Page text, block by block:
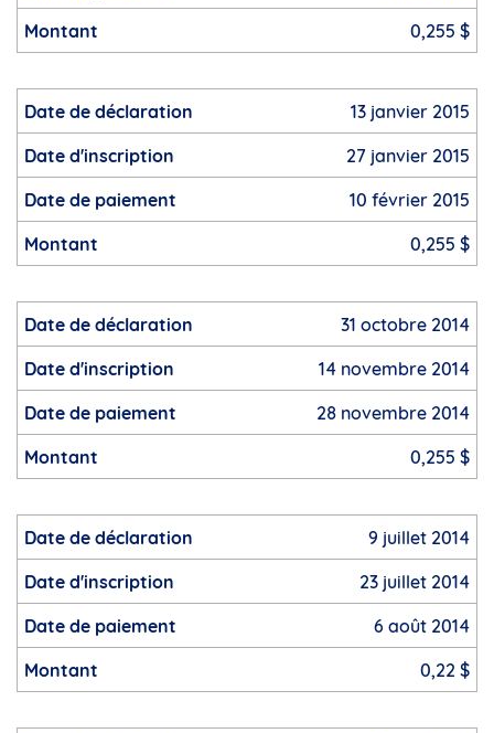
0,255 $
13 janvier 2015
27 janvier 2015
10 février 2015
0,255 $
31 octobre 2014
14 novembre 2014
28 novembre 2014
0,255 $
9 juillet 2014
23 juillet 2014
6 août 2014
0,22 $